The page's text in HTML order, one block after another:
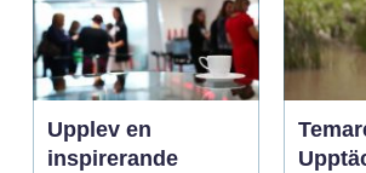
Upplev en
inspirerande